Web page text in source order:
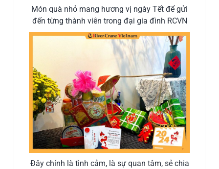
Món quà nhỏ mang hương vị ngày Tết để gửi
đến từng thành viên trong đại gia đình RCVN
Đây chính là tình cảm, là sự quan tâm, sẻ chia